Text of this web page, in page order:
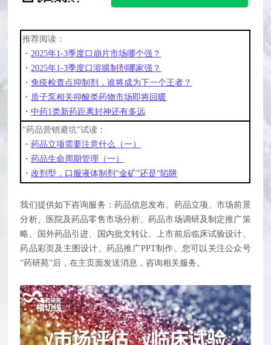
推荐阅读：
・2025年1-3季度口崩片市场哪个强？
・2025年1-3季度口溶膜制剂哪家强？
・免疫检查点抑制剂，谁将成为下一个王者？
・ 质子泵相关抑酸类药物市场即将回暖
・中药1类新药距离封神还有多远
“药品营销避坑”试读：
・药品立项需要注意什么（一）
・药品生命周期管理（一）
・改剂型，口服液体制剂“金矿”还是“陷阱
我们提供如下咨询服务：药品信息发布、药品立项、市场前景
分析、医院及药品零售市场分析、药品市场调研及制定推广策
略、国外药品引进、国内批文转让、上市前后临床试验设计、
药品彩页及主图设计、药品推广PPT制作。您可以关注公众号
“药研苑”后，在主页面发送消息，咨询相关服务。